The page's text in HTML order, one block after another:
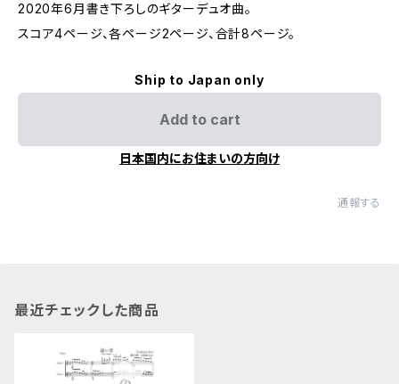
2020年6月書き下ろしのギターデュオ曲。
スコア4ページ、各ページ2ページ、合計8ページ。
Ship to Japan only
Add to cart
日本国内にお住まいの方向け
通報する
最近チェックした商品